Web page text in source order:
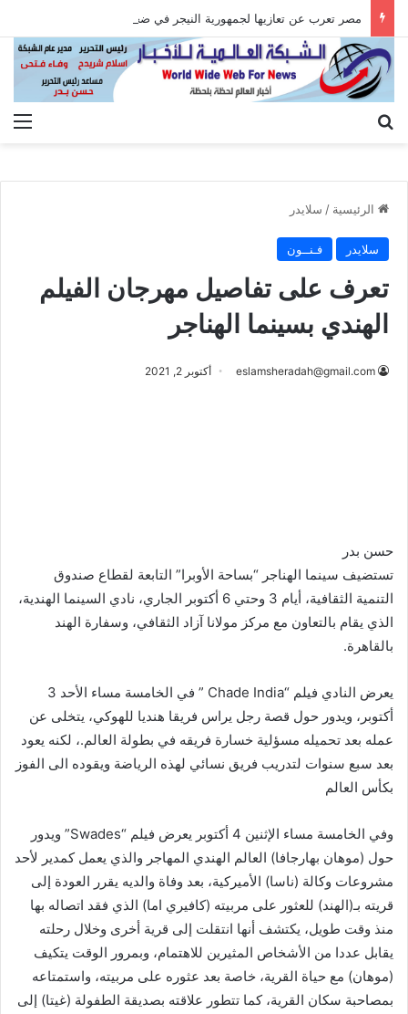
الرئيسية / سلايدر
سلايدر فـنــون
تعرف على تفاصيل مهرجان الفيلم
الهندي بسينما الهناجر
eslamsheradah@gmail.com أكتوبر 2, 2021
حسن بدر
تستضيف سينما الهناجر “بساحة الأوبرا” التابعة لقطاع صندوق
التنمية الثقافية، أيام 3 وحتي 6 أكتوبر الجاري، نادي السينما الهندية،
الذي يقام بالتعاون مع مركز مولانا آزاد الثقافي، وسفارة الهند
بالقاهرة.
يعرض النادي فيلم “Chade India ” في الخامسة مساء الأحد 3
أكتوبر، ويدور حول قصة رجل يراس فريقا هنديا للهوكي، يتخلى عن
عمله بعد تحميله مسؤلية خسارة فريقه في بطولة العالم.، لكنه يعود
بعد سبع سنوات لتدريب فريق نسائي لهذه الرياضة ويقوده الى الفوز
بكأس العالم
وفي الخامسة مساء الإثنين 4 أكتوبر يعرض فيلم “Swades” ويدور
حول (موهان بهارجافا) العالم الهندي المهاجر والذي يعمل كمدير لأحد
مشروعات وكالة (ناسا) الأميركية، بعد وفاة والديه يقرر العودة إلى
قريته بـ(الهند) للعثور على مربيته (كافيري اما) الذي فقد اتصاله بها
منذ وقت طويل، يكتشف أنها انتقلت إلى قرية أخرى وخلال رحلته
يقابل عددا من الأشخاص المثيرين للاهتمام، وبمرور الوقت يتكيف
(موهان) مع حياة القرية، خاصة بعد عثوره على مربيته، واستمتاعه
بمصاحبة سكان القرية، كما تتطور علاقته بصديقة الطفولة (غيتا) إلى